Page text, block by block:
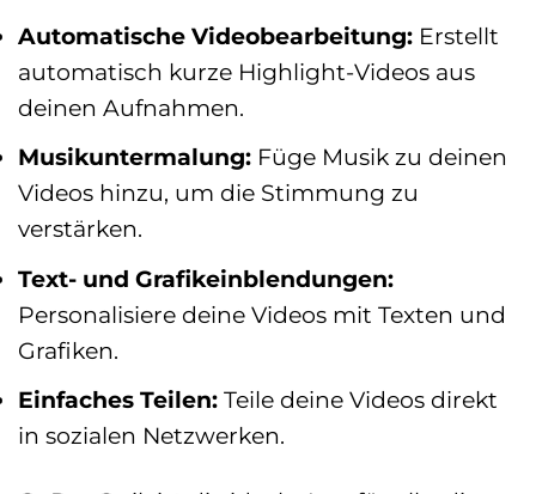
Automatische Videobearbeitung: Erstellt
automatisch kurze Highlight-Videos aus
deinen Aufnahmen.
Musikuntermalung: Füge Musik zu deinen
Videos hinzu, um die Stimmung zu
verstärken.
Text- und Grafikeinblendungen:
Personalisiere deine Videos mit Texten und
Grafiken.
Einfaches Teilen: Teile deine Videos direkt
in sozialen Netzwerken.